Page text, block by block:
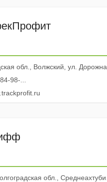
обл., Волжский, ул. Дорожная, 1а
98-...
обл., Среднеахтубинский р-н, Волжский г., ул. 19 Партсъезда, 7